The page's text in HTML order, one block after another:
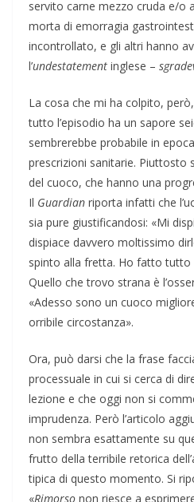
servito carne mezzo cruda e/o
morta di emorragia
incontrollato, e gli altri hanno
l’undestatement inglese –
La cosa che mi ha colpito,
tutto l’episodio ha un sapore
sembrerebbe probabile in
prescrizioni sanitarie. Piuttosto
del cuoco, che hanno una
Il Guardian riporta infatti che
sia pure giustificandosi: «Mi
dispiace davvero moltissimo
spinto alla fretta. Ho fatto tutto
Quello che trovo strana è
«Adesso sono un cuoco
orribile circostanza».
Ora, può darsi che la frase
processuale in cui si cerca di
lezione e che oggi non si
imprudenza. Però l’articolo
non sembra esattamente su
frutto della terribile retorica
tipica di questo momento. Si
«Rimorso non riesce a